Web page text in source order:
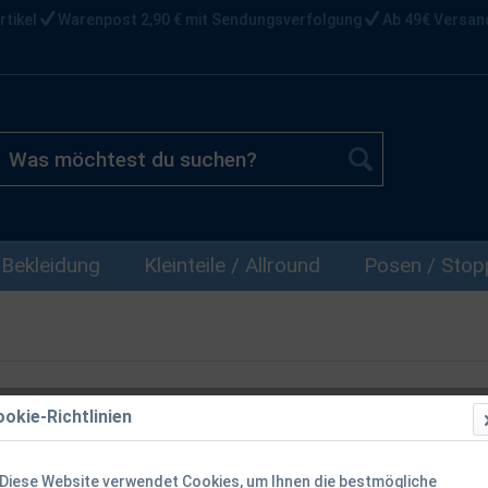
Warenpost 2,90 € mit Sendungsverfolgung Ab 49€
Bekleidung Kleinteile / Allround Posen /
Trakker
Karpfenrute
Richtlinien
Diese Website verwendet Cookies, um Ihnen die bestmögliche